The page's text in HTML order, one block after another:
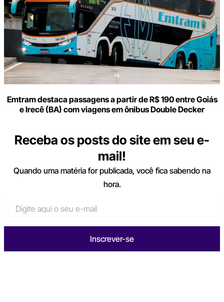
Emtram destaca passagens a partir de R$ 190 entre Goiás
e Irecê (BA) com viagens em ônibus Double Decker
Receba os posts do site em seu e-
mail!
Quando uma matéria for publicada, você fica sabendo na
hora.
Inscrever-se